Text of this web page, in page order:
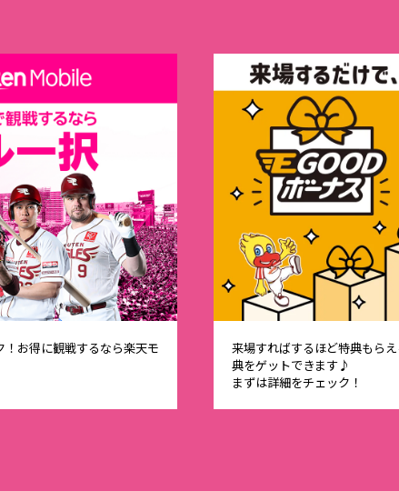
お得に観戦するなら楽天モ
来場すればするほど特典もら
典をゲットできます♪
まずは詳細をチェック！